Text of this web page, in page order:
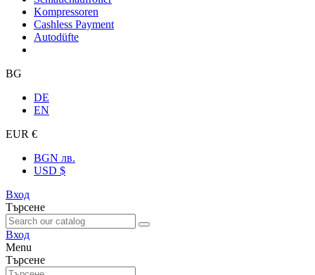
Kompressoren
Cashless Payment
Autodüfte
BG
DE
EN
EUR €
BGN лв.
USD $
Вход
Търсене
Вход
Menu
Търсене